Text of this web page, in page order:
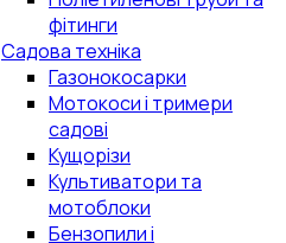
фітинги
Садова техніка
Газонокосарки
Мотокоси і тримери
садові
Кущорізи
Культиватори та
мотоблоки
Бензопили і